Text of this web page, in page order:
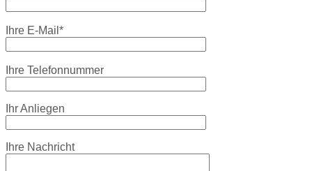
Ihre E-Mail*
Ihre Telefonnummer
Ihr Anliegen
Ihre Nachricht